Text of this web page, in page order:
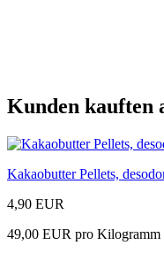
Kunden kauften
Kakaobutter Pellets,
4,90 EUR
49,00 EUR pro Kilogramm